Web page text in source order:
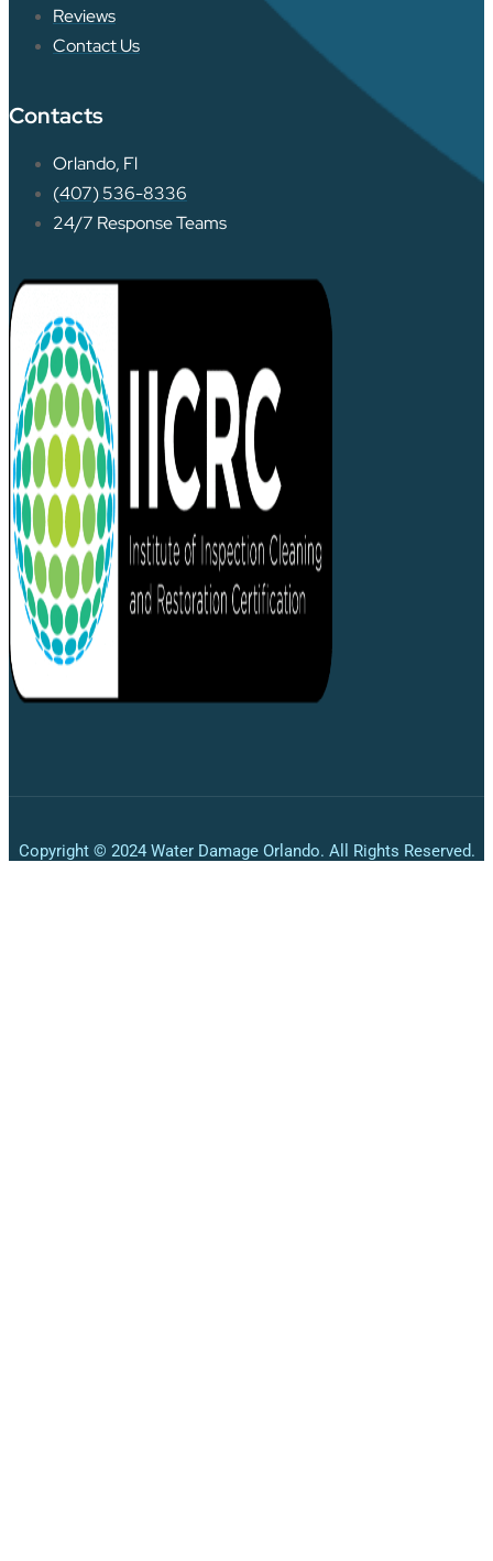
Reviews
Contact Us
Contacts
Orlando, Fl
(407) 536-8336
24/7 Response Teams
Copyright © 2024 Water Damage Orlando. All Rights Reserved.